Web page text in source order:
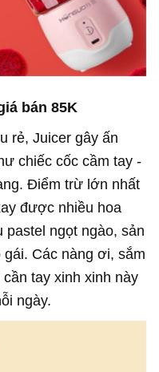
bán 85K
rẻ, Juicer gây ấn
chiếc cốc cầm tay -
Điểm trừ lớn nhất
được nhiều hoa
ngọt ngào, sản
Các nàng ơi, sắm
tay xinh xinh này
ngày.